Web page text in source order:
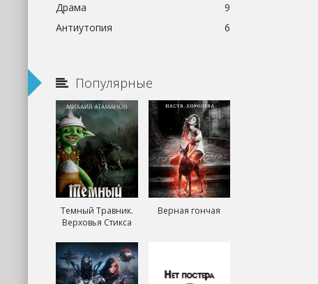
Драма
9
Антиутопия
6
Популярные
Темный Травник.
Верховья Стикса
Верная гончая